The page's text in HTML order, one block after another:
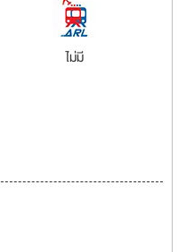
ไม่มี